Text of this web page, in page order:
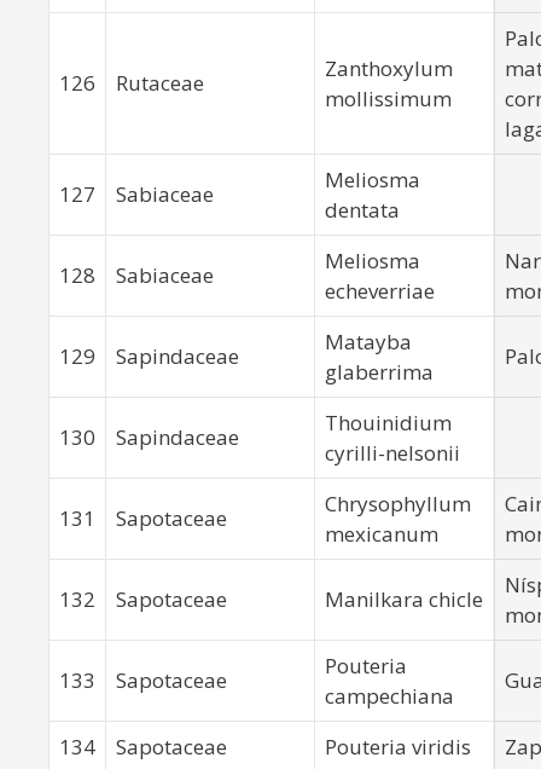
126 Rutaceae
Zanthoxylum
mollissimum
127 Sabiaceae
Meliosma
dentata
128 Sabiaceae
Meliosma
echeverriae
129 Sapindaceae
Matayba
glaberrima
130 Sapindaceae
Thouinidium
cyrilli-nelsonii
131 Sapotaceae
Chrysophyllum
mexicanum
132 Sapotaceae Manilkara chicle
133 Sapotaceae
Pouteria
campechiana
134 Sapotaceae Pouteria viridis